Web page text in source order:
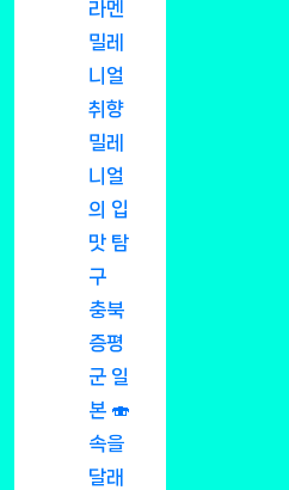
라멘
밀레
니얼
취향
밀레
니얼
의 입
맛 탐
구
충북
증평
군 일
본 🍣
속을
달래